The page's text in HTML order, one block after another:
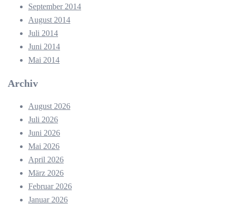
September 2014
August 2014
Juli 2014
Juni 2014
Mai 2014
Archiv
August 2026
Juli 2026
Juni 2026
Mai 2026
April 2026
März 2026
Februar 2026
Januar 2026